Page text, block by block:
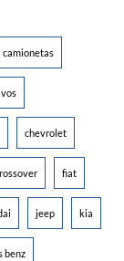
camionetas
chevrolet
fiat
jeep kia
benz